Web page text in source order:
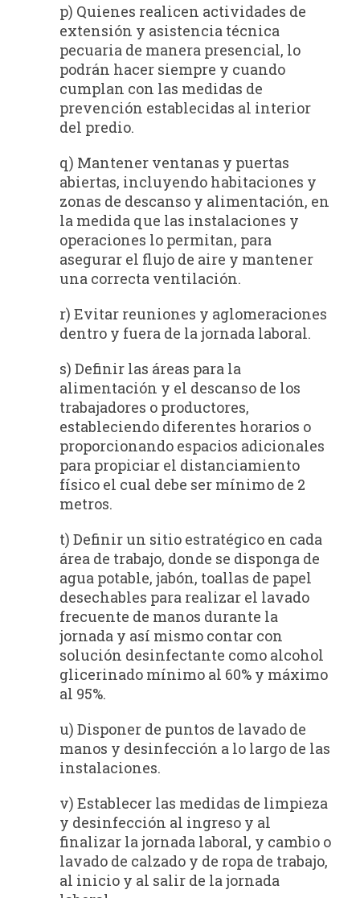
p) Quienes realicen actividades de
extensión y asistencia técnica
pecuaria de manera presencial, lo
podrán hacer siempre y cuando
cumplan con las medidas de
prevención establecidas al interior
del predio.
q) Mantener ventanas y puertas
abiertas, incluyendo habitaciones y
zonas de descanso y alimentación, en
la medida que las instalaciones y
operaciones lo permitan, para
asegurar el flujo de aire y mantener
una correcta ventilación.
r) Evitar reuniones y aglomeraciones
dentro y fuera de la jornada laboral.
s) Definir las áreas para la
alimentación y el descanso de los
trabajadores o productores,
estableciendo diferentes horarios o
proporcionando espacios adicionales
para propiciar el distanciamiento
físico el cual debe ser mínimo de 2
metros.
t) Definir un sitio estratégico en cada
área de trabajo, donde se disponga de
agua potable, jabón, toallas de papel
desechables para realizar el lavado
frecuente de manos durante la
jornada y así mismo contar con
solución desinfectante como alcohol
glicerinado mínimo al 60% y máximo
al 95%.
u) Disponer de puntos de lavado de
manos y desinfección a lo largo de las
instalaciones.
v) Establecer las medidas de limpieza
y desinfección al ingreso y al
finalizar la jornada laboral, y cambio o
lavado de calzado y de ropa de trabajo,
al inicio y al salir de la jornada